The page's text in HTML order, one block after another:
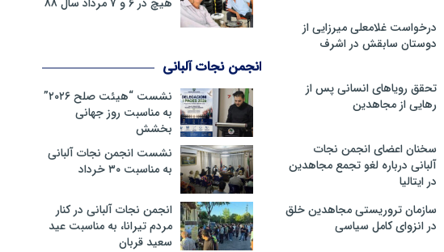
درخواست غلامعلی میرزایی از
دوستان سابقش در اشرف
تحقق رویاهای انسانی پس از
رهایی از مجاهدین
سخنان اعضای انجمن نجات
آلبانی درباره لغو تجمع مجاهدین
در ایتالیا
سازمان تروریستی مجاهدین خلق
در انزوای کامل سیاسی
انجمن نجات آلبانی
نشست “هیئت صلح ۲۰۲۶”
به مناسبت روز جهانی
بخشش
نشست انجمن نجات آلبانی
به مناسبت ۳۰ خرداد
انجمن نجات آلبانی در کنار
مردم تیرانا، به مناسبت عید
سعید قربان